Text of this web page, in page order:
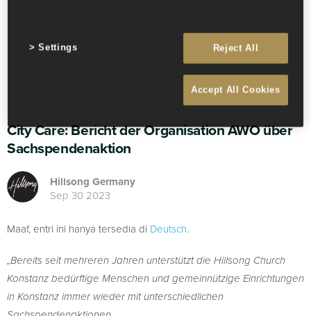
City Care: Bericht der Organisation AWO über
Sachspendenaktion
Hillsong Germany
Sep 30 2023
Maaf, entri ini hanya tersedia di Deutsch.
„Bereits seit mehreren Jahren unterstützt die Hillsong Church
Konstanz bedürftige Menschen und gemeinnützige Einrichtungen
in Konstanz immer wieder mit unterschiedlichen
Reject All
Accept All Cookies
Settings